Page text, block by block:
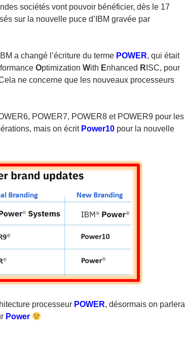
sociétés vont pouvoir bénéficier, dès le 17
sur la nouvelle puce d’IBM gravée par
a changé l’écriture du terme POWER, qui était
Optimization With Enhanced R ISC, pour
ne concerne que les nouveaux processeurs
POWER7, POWER8 et POWER9 pour les
mais on écrit Power10 pour la nouvelle
processeur POWER, désormais on parlera
Power